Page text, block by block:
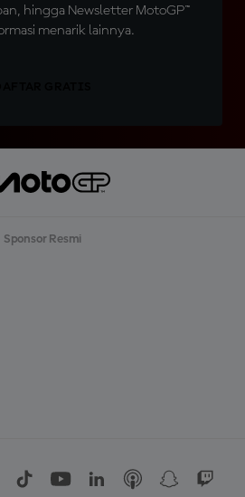
hingga Newsletter MotoGP™
menarik lainnya.
Sponsor Resmi